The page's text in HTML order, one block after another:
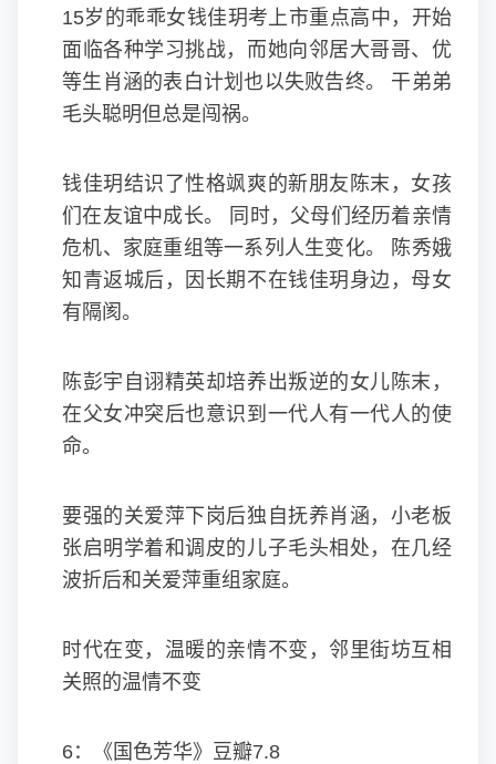
15岁的乖乖女钱佳玥考上市重点高中，开始
面临各种学习挑战，而她向邻居大哥哥、优
等生肖涵的表白计划也以失败告终。 干弟弟
毛头聪明但总是闯祸。
钱佳玥结识了性格飒爽的新朋友陈末，女孩
们在友谊中成长。 同时，父母们经历着亲情
危机、家庭重组等一系列人生变化。 陈秀娥
知青返城后，因长期不在钱佳玥身边，母女
有隔阂。
陈彭宇自诩精英却培养出叛逆的女儿陈末，
在父女冲突后也意识到一代人有一代人的使
命。
要强的关爱萍下岗后独自抚养肖涵，小老板
张启明学着和调皮的儿子毛头相处，在几经
波折后和关爱萍重组家庭。
时代在变，温暖的亲情不变，邻里街坊互相
关照的温情不变
6：《国色芳华》豆瓣7.8